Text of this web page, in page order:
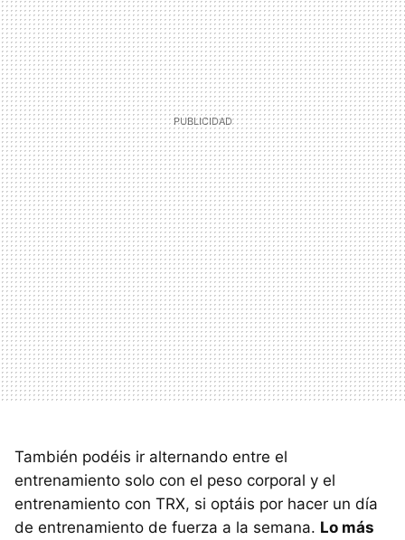
También podéis ir alternando entre el
entrenamiento solo con el peso corporal y el
entrenamiento con TRX, si optáis por hacer un día
de entrenamiento de fuerza a la semana. Lo más